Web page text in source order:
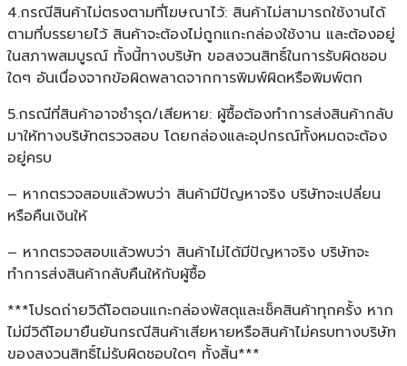
4.กรณีสินค้าไม่ตรงตามที่โฆษณาไว้: สินค้าไม่สามารถใช้งานได้
ตามที่บรรยายไว้ สินค้าจะต้องไม่ถูกแกะกล่องใช้งาน และต้องอยู่
ในสภาพสมบูรณ์ ทั้งนี้ทางบริษัท ขอสงวนสิทธิ์ในการรับผิดชอบ
ใดๆ อันเนื่องจากข้อผิดพลาดจากการพิมพ์ผิดหรือพิมพ์ตก
5.กรณีที่สินค้าอาจชำรุด/เสียหาย: ผู้ซื้อต้องทำการส่งสินค้ากลับ
มาให้ทางบริษัทตรวจสอบ โดยกล่องและอุปกรณ์ทั้งหมดจะต้อง
อยู่ครบ
– หากตรวจสอบแล้วพบว่า สินค้ามีปัญหาจริง บริษัทจะเปลี่ยน
หรือคืนเงินให้
– หากตรวจสอบแล้วพบว่า สินค้าไม่ได้มีปัญหาจริง บริษัทจะ
ทำการส่งสินค้ากลับคืนให้กับผู้ซื้อ
***โปรดถ่ายวิดีโอตอนแกะกล่องพัสดุและเช็คสินค้าทุกครั้ง หาก
ไม่มีวิดีโอมายืนยันกรณีสินค้าเสียหายหรือสินค้าไม่ครบทางบริษัท
ของสงวนสิทธิ์ไม่รับผิดชอบใดๆ ทั้งสิ้น***